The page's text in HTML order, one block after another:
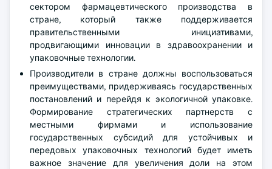
сектором фармацевтического производства в
стране, который также поддерживается
правительственными инициативами,
продвигающими инновации в здравоохранении и
упаковочные технологии.
Производители в стране должны воспользоваться
преимуществами, придерживаясь государственных
постановлений и перейдя к экологичной упаковке.
Формирование стратегических партнерств с
местными фирмами и использование
государственных субсидий для устойчивых и
передовых упаковочных технологий будет иметь
важное значение для увеличения доли на этом